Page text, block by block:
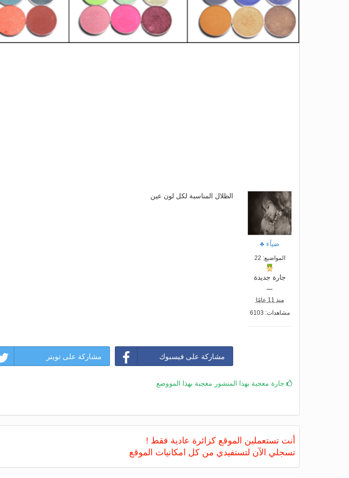
ضيآء ♣
المواضيع: 22
جارة جديدة
ـــ
منذ 11 عامًا
مشاهدات: 6103
الظلال المناسبة لكل لون عين
مشاركة على فيسبوك مشاركة على تويتر
جارة معجبة بهذا المنشور معجبة بهذا المووضع
أنت تستعملين الموقع كزائرة عادية فقط !
تسجلي الآن لتستفيدي من كل امكانيات الموقع